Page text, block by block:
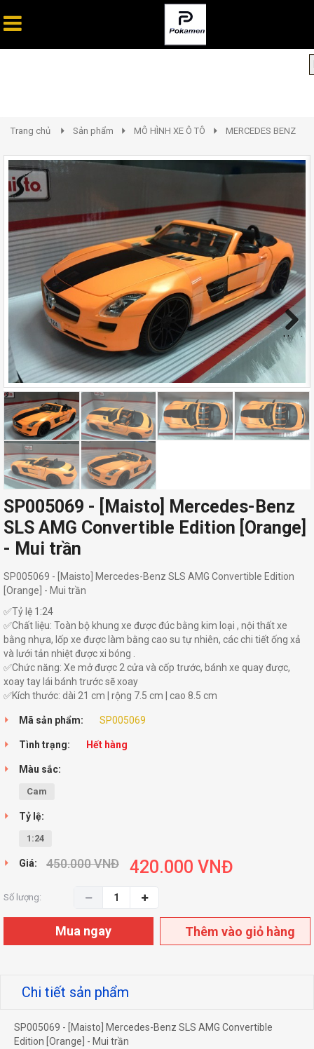
Trang chủ Sản phẩm MÔ HÌNH XE Ô TÔ MERCEDES BENZ
Next
SP005069 - [Maisto] Mercedes-Benz
SLS AMG Convertible Edition [Orange]
- Mui trần
SP005069 - [Maisto] Mercedes-Benz SLS AMG Convertible Edition
[Orange] - Mui trần
✅Tỷ lệ 1:24
✅Chất liệu: Toàn bộ khung xe được đúc bằng kim loại , nội thất xe
bằng nhựa, lốp xe được làm bằng cao su tự nhiên, các chi tiết ống xả
và lưới tản nhiệt được xi bóng .
✅Chức năng: Xe mở được 2 cửa và cốp trước, bánh xe quay được,
xoay tay lái bánh trước sẽ xoay
✅Kích thước: dài 21 cm | rộng 7.5 cm | cao 8.5 cm
Mã sản phẩm: SP005069
Tình trạng: Hết hàng
Màu sắc:
Cam
Tỷ lệ:
1:24
Giá: 450.000VNĐ 420.000 VNĐ
Số lượng:
Mua ngay Thêm vào giỏ hàng
Chi tiết sản phẩm
SP005069 - [Maisto] Mercedes-Benz SLS AMG Convertible
Edition [Orange] - Mui trần